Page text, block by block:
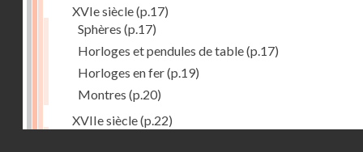
XVIe siècle(p.17)
Sphères (p.17)
Horloges et pendules de table(p.17)
Horloges en fer(p.19)
Montres (p.20)
XVIIe siècle(p.22)